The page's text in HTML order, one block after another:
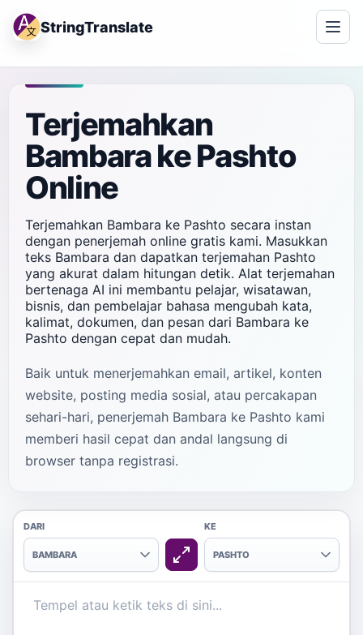
StringTranslate
Terjemahkan
Bambara ke Pashto
Online
Terjemahkan Bambara ke Pashto secara instan
dengan penerjemah online gratis kami. Masukkan
teks Bambara dan dapatkan terjemahan Pashto
yang akurat dalam hitungan detik. Alat terjemahan
bertenaga AI ini membantu pelajar, wisatawan,
bisnis, dan pembelajar bahasa mengubah kata,
kalimat, dokumen, dan pesan dari Bambara ke
Pashto dengan cepat dan mudah.
Baik untuk menerjemahkan email, artikel, konten
website, posting media sosial, atau percakapan
sehari-hari, penerjemah Bambara ke Pashto kami
memberi hasil cepat dan andal langsung di
browser tanpa registrasi.
DARI
BAMBARA
KE
PASHTO